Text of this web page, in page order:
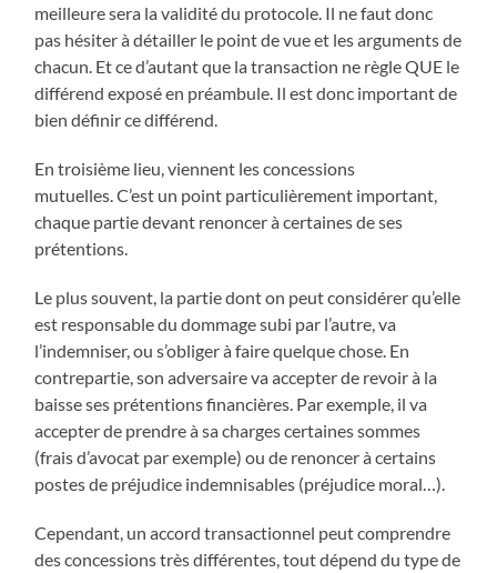
meilleure sera la validité du protocole. Il ne faut donc
pas hésiter à détailler le point de vue et les arguments de
chacun. Et ce d’autant que la transaction ne règle QUE le
différend exposé en préambule. Il est donc important de
bien définir ce différend.
En troisième lieu, viennent les concessions
mutuelles. C’est un point particulièrement important,
chaque partie devant renoncer à certaines de ses
prétentions.
Le plus souvent, la partie dont on peut considérer qu’elle
est responsable du dommage subi par l’autre, va
l’indemniser, ou s’obliger à faire quelque chose. En
contrepartie, son adversaire va accepter de revoir à la
baisse ses prétentions financières. Par exemple, il va
accepter de prendre à sa charges certaines sommes
(frais d’avocat par exemple) ou de renoncer à certains
postes de préjudice indemnisables (préjudice moral…).
Cependant, un accord transactionnel peut comprendre
des concessions très différentes, tout dépend du type de